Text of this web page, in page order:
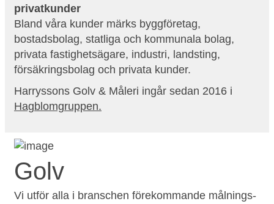
privatkunder
Bland våra kunder märks byggföretag,
bostadsbolag, statliga och kommunala bolag,
privata fastighetsägare, industri, landsting,
försäkringsbolag och privata kunder.
Harryssons Golv & Måleri ingår sedan 2016 i
Hagblomgruppen.
Golv
Vi utför alla i branschen förekommande målnings-